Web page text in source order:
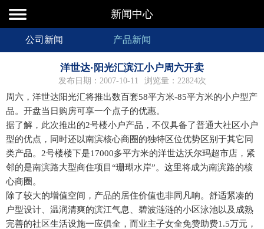
新闻中心
公司新闻 产品新闻
洋世达·阳光汇滨江小户周六开卖
发布日期：2007-10-11 浏览量：22824次
周六，洋世达阳光汇将推出数百套58平方米-85平方米的小户型产
品。开盘当日购房可享一个点子的优惠。
据了解，此次推出的2号楼小户产品，不仅具备了普通大社区小户
型的优点，同时还以南滨核心商圈的独特区位优势区别于其它同
类产品。2号楼楼下是17000多平方米的洋世达沃尔玛超市店，紧
邻的是南滨路大型商住项目“珊瑚水岸”。这里将成为南滨路的核
心商圈。
除了较大的增值空间，产品的居住价值也非同凡响。舒适紧凑的
户型设计、温润清爽的滨江气息、碧波涟涟的小区泳池以及成熟
完善的社区生活设施一应俱全，而业主子女全免赞助费1.5万元，